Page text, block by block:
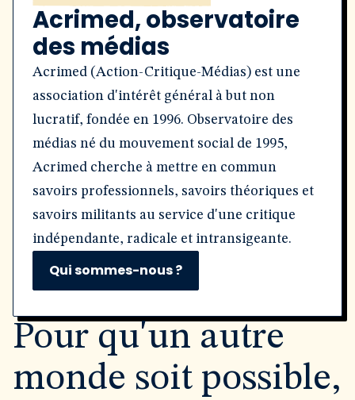
Acrimed, observatoire
des médias
Acrimed (Action-Critique-Médias) est une
association d'intérêt général à but non
lucratif, fondée en 1996. Observatoire des
médias né du mouvement social de 1995,
Acrimed cherche à mettre en commun
savoirs professionnels, savoirs théoriques et
savoirs militants au service d'une critique
indépendante, radicale et intransigeante.
Qui sommes-nous ?
Pour qu'un autre
monde soit possible,